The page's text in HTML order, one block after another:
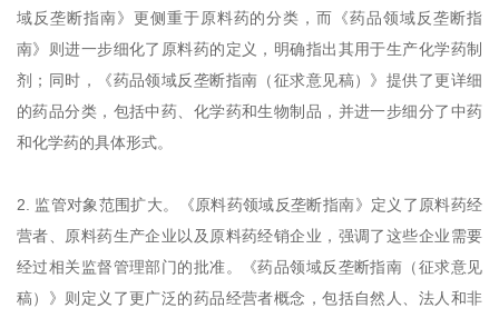
域反垄断指南》更侧重于原料药的分类，而《药品领域反垄断指
南》则进一步细化了原料药的定义，明确指出其用于生产化学药制
剂；同时，《药品领域反垄断指南（征求意见稿）》提供了更详细
的药品分类，包括中药、化学药和生物制品，并进一步细分了中药
和化学药的具体形式。
2. 监管对象范围扩大。《原料药领域反垄断指南》定义了原料药经
营者、原料药生产企业以及原料药经销企业，强调了这些企业需要
经过相关监督管理部门的批准。《药品领域反垄断指南（征求意见
稿）》则定义了更广泛的药品经营者概念，包括自然人、法人和非